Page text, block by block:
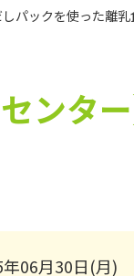
しパックを使った離乳
ンター
06月30日(月)